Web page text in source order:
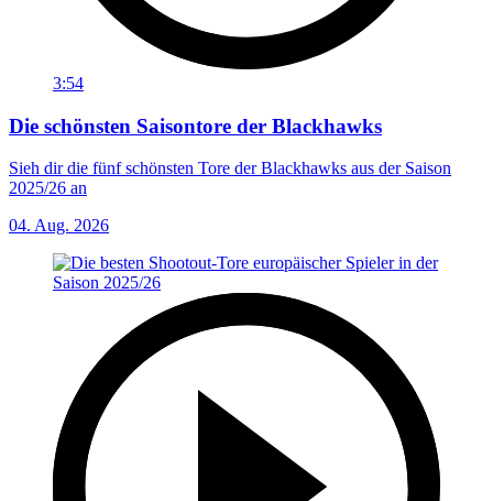
3:54
Die schönsten Saisontore der Blackhawks
Sieh dir die fünf schönsten Tore der Blackhawks aus der Saison
2025/26 an
04. Aug. 2026